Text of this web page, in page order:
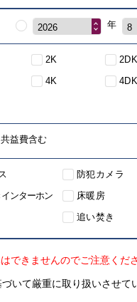
2026 年 8
2K 2DK
4K 4DK
益費含む
防犯カメラ
ンターホン 床暖房
追い焚き
できませんのでご注意くださ
づいて厳重に取り扱いさせて